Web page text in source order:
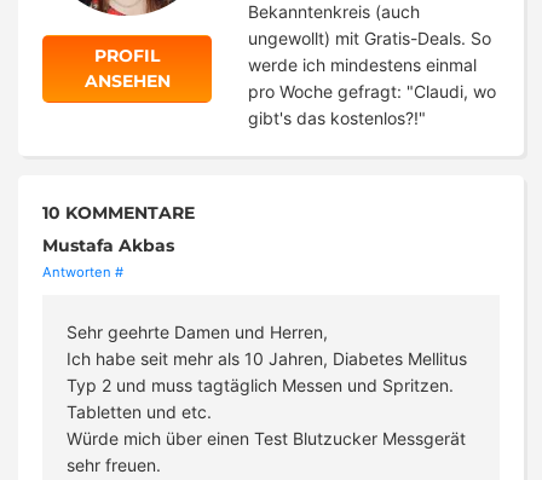
PROFIL
ANSEHEN
Bekanntenkreis (auch
ungewollt) mit Gratis-Deals. So
werde ich mindestens einmal
pro Woche gefragt: "Claudi, wo
gibt's das kostenlos?!"
10 KOMMENTARE
Mustafa Akbas
Antworten #
Sehr geehrte Damen und Herren,
Ich habe seit mehr als 10 Jahren, Diabetes Mellitus
Typ 2 und muss tagtäglich Messen und Spritzen.
Tabletten und etc.
Würde mich über einen Test Blutzucker Messgerät
sehr freuen.